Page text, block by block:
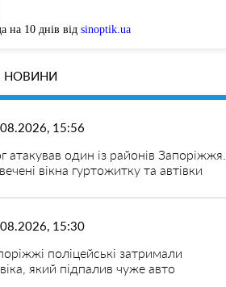
на 10 днів від sinoptik.ua
НОВИНИ
15:56
атакував один із районів Запоріжжя.
вікна гуртожитку та автівки
15:30
поліцейські затримали
який підпалив чуже авто